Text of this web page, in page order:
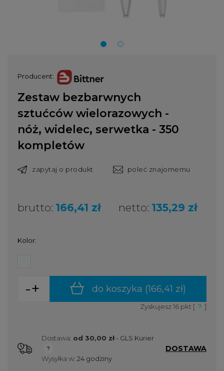
Producent:
Zestaw bezbarwnych
sztućców wielorazowych -
nóż, widelec, serwetka - 350
kompletów
zapytaj o produkt poleć znajomemu
brutto: 166,41 zł netto: 135,29 zł
Kolor:
+
- do koszyka (166,41 zł)
Zyskujesz16pkt [ ? ]
Dostawa: od 30,00 zł - GLS Kurier
Cena nie zawiera ewentualnych kosztów płatności
Wysyłka w: 24 godziny
DOSTAWA